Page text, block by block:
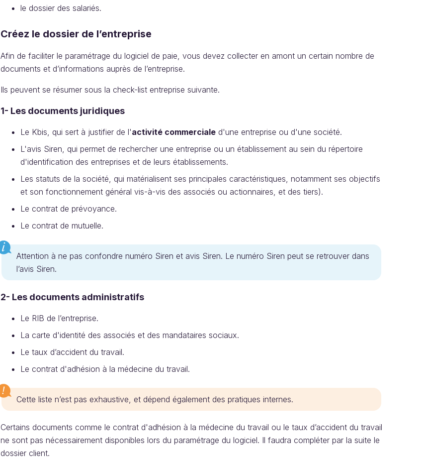
le dossier des salariés.
Créez le dossier de l’entreprise
Afin de faciliter le paramétrage du logiciel de paie, vous devez collecter en amont un certain nombre de
documents et d’informations auprès de l’entreprise.
Ils peuvent se résumer sous la check-list entreprise suivante.
1- Les documents juridiques
Le Kbis, qui sert à justifier de l'activité commerciale d'une entreprise ou d'une société.
L'avis Siren, qui permet de rechercher une entreprise ou un établissement au sein du répertoire
d'identification des entreprises et de leurs établissements.
Les statuts de la société, qui matérialisent ses principales caractéristiques, notamment ses objectifs
et son fonctionnement général vis-à-vis des associés ou actionnaires, et des tiers).
Le contrat de prévoyance.
Le contrat de mutuelle.
Attention à ne pas confondre numéro Siren et avis Siren. Le numéro Siren peut se retrouver dans
l’avis Siren.
2- Les documents administratifs
Le RIB de l’entreprise.
La carte d'identité des associés et des mandataires sociaux.
Le taux d’accident du travail.
Le contrat d'adhésion à la médecine du travail.
Cette liste n’est pas exhaustive, et dépend également des pratiques internes.
Certains documents comme le contrat d'adhésion à la médecine du travail ou le taux d’accident du travail
ne sont pas nécessairement disponibles lors du paramétrage du logiciel. Il faudra compléter par la suite le
dossier client.